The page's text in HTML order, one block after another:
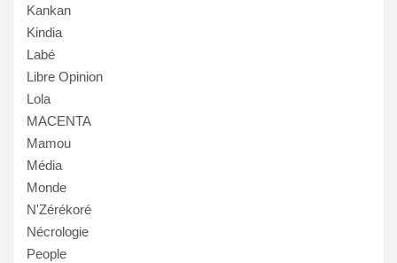
Kankan
Kindia
Labé
Libre Opinion
Lola
MACENTA
Mamou
Média
Monde
N'Zérékoré
Nécrologie
People